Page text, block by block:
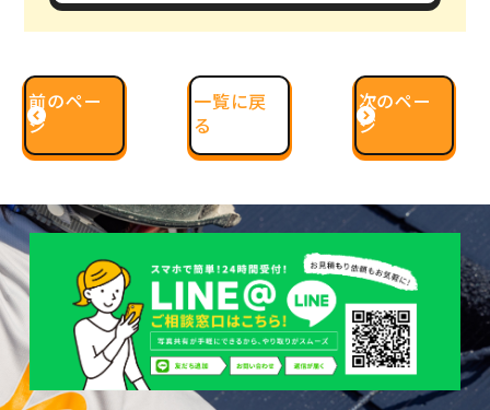
前のペー
ジ
一覧に戻
る
次のペー
ジ